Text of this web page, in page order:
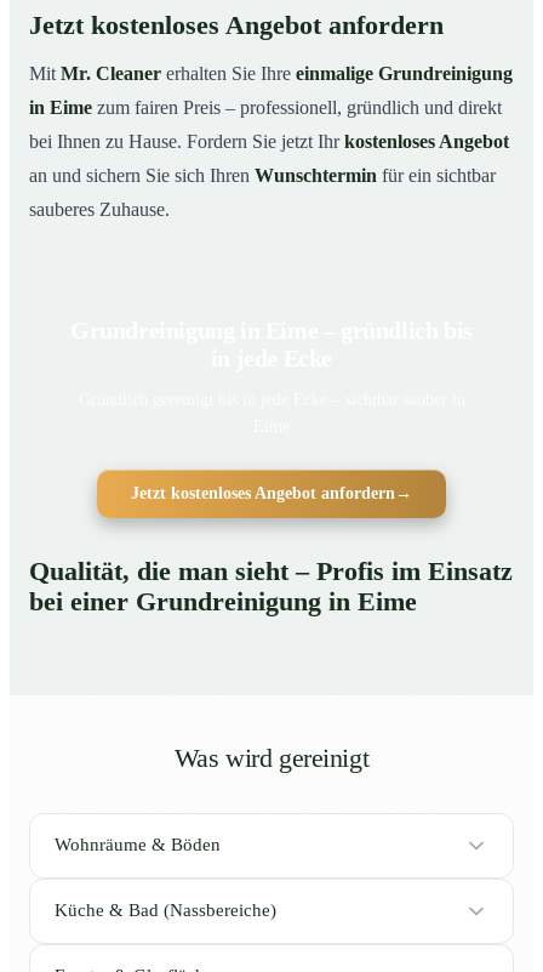
Jetzt kostenloses Angebot anfordern
Mit Mr. Cleaner erhalten Sie Ihre einmalige Grundreinigung
in Eime zum fairen Preis – professionell, gründlich und direkt
bei Ihnen zu Hause. Fordern Sie jetzt Ihrkostenloses Angebot
an und sichern Sie sich Ihren Wunschtermin für ein sichtbar
sauberes Zuhause.
Jetzt kostenloses Angebot anfordern →
Qualität, die man sieht – Profis im Einsatz
bei einer Grundreinigung in Eime
Was wird gereinigt
Wohnräume & Böden
Küche & Bad (Nassbereiche)